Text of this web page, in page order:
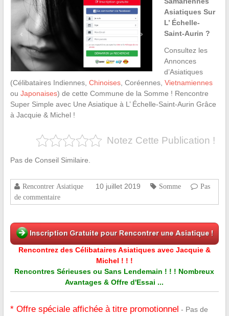
Asiatiques Sur
L’ Échelle-
Saint-Aurin ?
Consultez les
Annonces
d’Asiatiques
(Célibataires Indiennes, Chinoises, Coréennes, Vietnamiennes
ou Japonaises) de cette Commune de la Somme ! Rencontre
Super Simple avec Une Asiatique à L’ Échelle-Saint-Aurin Grâce
à Jacquie & Michel !
Notez Cette Publication !
Pas de Conseil Similaire.
Rencontrer Asiatique 10 juillet 2019 Somme
Pas
de commentaire
Rencontrez des Célibataires Asiatiques avec Jacquie &
Michel ! ! !
Rencontres Sérieuses ou Sans Lendemain ! ! ! Nombreux
Avantages & Offre d'Essai ...
* Offre spéciale affichée à titre promotionnel - Pas de